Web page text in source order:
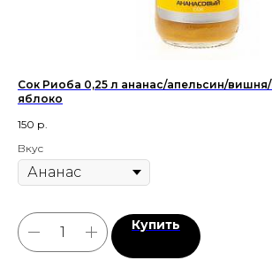
Сок Риоба 0,25 л ананас/апельсин/
яблоко
150 р.
Вкус
Купить